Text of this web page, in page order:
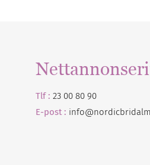
Tlf : 23 00 80 90
E-post :